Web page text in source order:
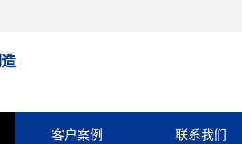
客户案例 联系我们